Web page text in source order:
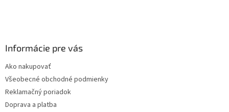
Informácie pre vás
Ako nakupovať
Všeobecné obchodné podmienky
Reklamačný poriadok
Doprava a platba